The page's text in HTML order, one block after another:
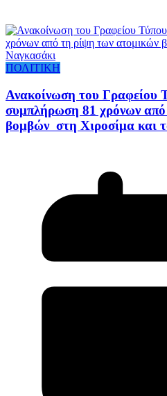
ΠΟΛΙΤΙΚΗ
Ανακοίνωση του Γραφείου
συμπλήρωση 81 χρόνων
βομβών στη Χιροσίμα και